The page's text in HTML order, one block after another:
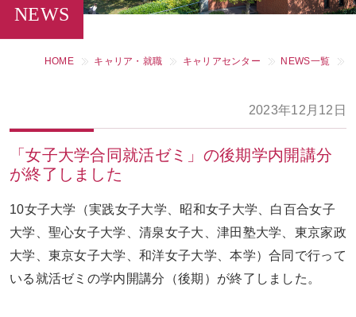
お問い合わせ
NEWS
HOME キャリア・就職 キャリアセンター NEWS一覧
2023年12月12日
「女子大学合同就活ゼミ」の後期学内開講分
が終了しました
10女子大学（実践⼥⼦⼤学、昭和⼥⼦⼤学、白百合女子
大学、聖⼼⼥⼦⼤学、清泉女子大、津⽥塾⼤学、東京家政
⼤学、東京⼥⼦⼤学、和洋⼥⼦⼤学、本学）合同で行って
いる就活ゼミの学内開講分（後期）が終了しました。